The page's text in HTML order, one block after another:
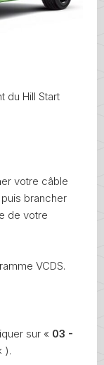
du Hill Start
votre câble
brancher
de votre
VCDS.
sur « 03 -
).